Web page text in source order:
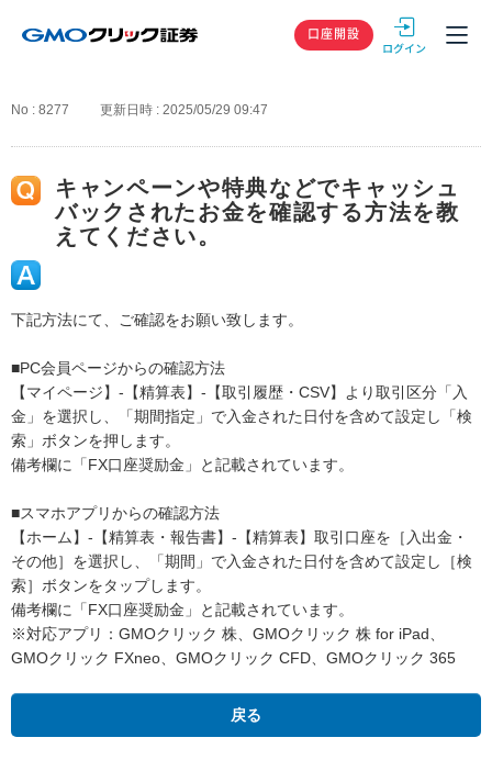
GMOクリック
口座開設
No : 8277 更新日時 : 2025/05/29 09:47
キャンペーンや特典などでキャッシュ
バックされたお金を確認する方法を教
えてください。
下記方法にて、ご確認をお願い致します。
■PC会員ページからの確認方法
【マイページ】-【精算表】-【取引履歴・CSV】より取引区分「入
金」を選択し、「期間指定」で入金された日付を含めて設定し「検
索」ボタンを押します。
備考欄に「FX口座奨励金」と記載されています。
■スマホアプリからの確認方法
【ホーム】-【精算表・報告書】-【精算表】取引口座を［入出金・
その他］を選択し、「期間」で入金された日付を含めて設定し［検
索］ボタンをタップします。
備考欄に「FX口座奨励金」と記載されています。
※対応アプリ：GMOクリック 株、GMOクリック 株 for iPad、
GMOクリック FXneo、GMOクリック CFD、GMOクリック 365
戻る